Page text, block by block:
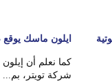
ايلون ماسك يوقع
كما نعلم أن
شركة تويتر، بم...